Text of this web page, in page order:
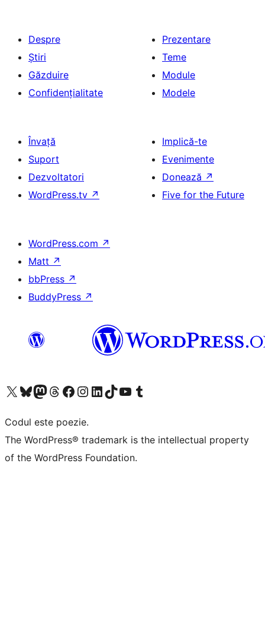
Despre
Știri
Găzduire
Confidențialitate
Prezentare
Teme
Module
Modele
Învață
Suport
Dezvoltatori
WordPress.tv ↗
Implică-te
Evenimente
Donează ↗
Five for the Future
WordPress.com ↗
Matt ↗
bbPress ↗
BuddyPress ↗
Mergi la contul nostru X (fost Twitter)
Vizitează contul nostru Bluesky
Vizitează contul nostru Mastodon
Vizitează contul nostru Threads
Vizitează pagina noastră Facebook
Vizitează-ne pe Instagram
Vizitează-ne pe LinkedIn
Vizitează contul nostru TikTok
Vizitează canalul nostru YouTube
Vizitează contul nostru Tumblr
Codul este poezie.
The WordPress® trademark is the intellectual property
of the WordPress Foundation.